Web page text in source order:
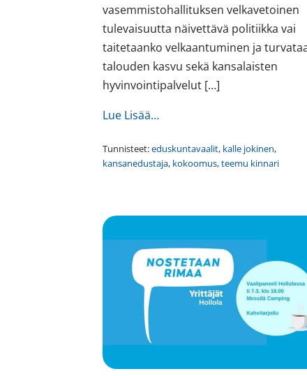
vasemmistohallituksen velkavetoinen
tulevaisuutta näivettävä politiikka vai
taitetaanko velkaantuminen ja
talouden kasvu sekä kansalaisten
hyvinvointipalvelut […]
Lue Lisää…from Politiikka on
Tunnisteet:eduskuntavaalit, kalle jokinen,
kansanedustaja, kokoomus,teemu kinnari